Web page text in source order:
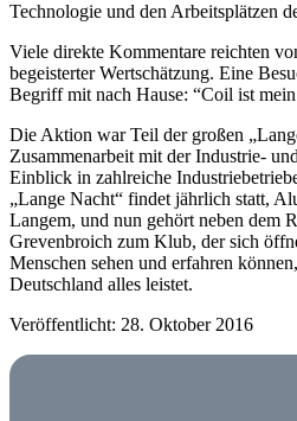
Technologie und den Arbeitsplätzen
Viele direkte Kommentare reichten
begeisterter Wertschätzung. Eine
Begriff mit nach Hause: “Coil ist mein
Die Aktion war Teil der großen
Zusammenarbeit mit der Industrie-
Einblick in zahlreiche
„Lange Nacht“ findet jährlich statt,
Langem, und nun gehört neben dem
Grevenbroich zum Klub, der sich
Menschen sehen und erfahren
Deutschland alles leistet.
Veröffentlicht: 28. Oktober 2016